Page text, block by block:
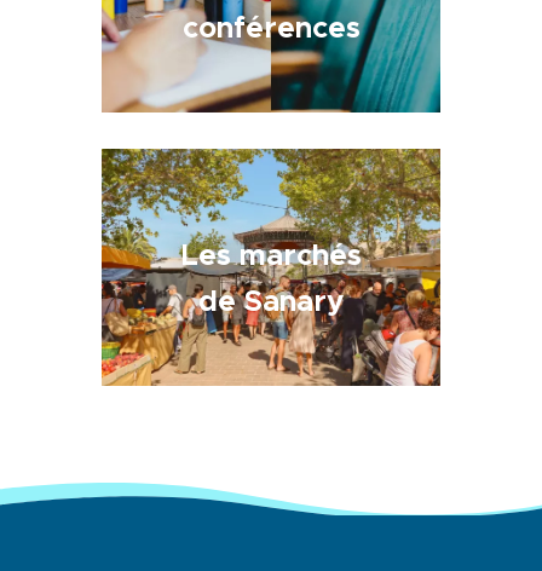
conférences
Les marchés
de Sanary